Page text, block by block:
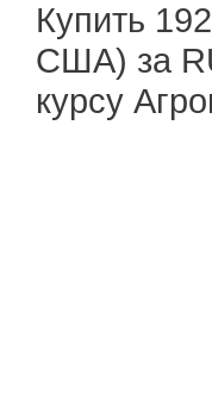
Купить
США) за
курсу